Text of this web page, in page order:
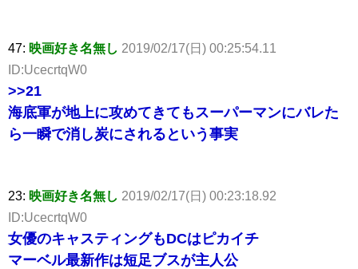
47: 映画好き名無し 2019/02/17(日) 00:25:54.11
ID:UcecrtqW0
>>21
海底軍が地上に攻めてきてもスーパーマンにバレた
ら一瞬で消し炭にされるという事実
23: 映画好き名無し 2019/02/17(日) 00:23:18.92
ID:UcecrtqW0
女優のキャスティングもDCはピカイチ
マーベル最新作は短足ブスが主人公